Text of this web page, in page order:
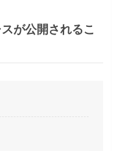
が公開されるこ